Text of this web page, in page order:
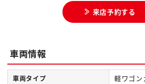
来店予約する
車両情報
車両タイプ 軽ワゴン